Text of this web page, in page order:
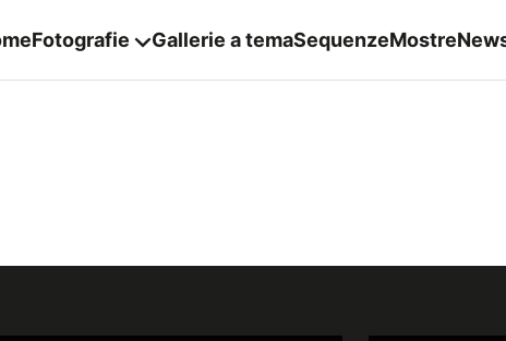
Fotografie Gallerie a temaSequenzeMostre